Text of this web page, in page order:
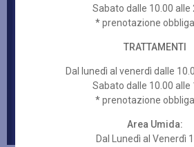
Sabato dalle 10.00 alle
* prenotazione
TRATTAMENTI
Dal lunedì al venerdì dalle
Sabato dalle 10.00 alle
* prenotazione
Area Umida:
Dal Lunedì al Venerdì